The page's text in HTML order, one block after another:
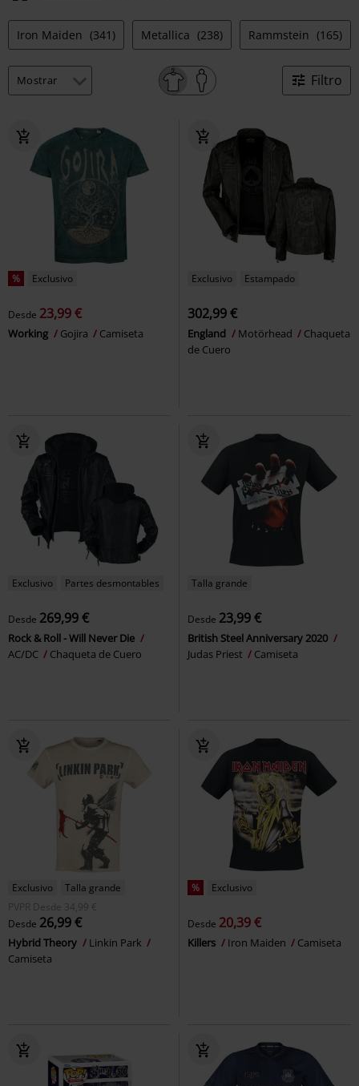
Iron Maiden (341) Metallica (238) Rammstein (165)
Filtro
% Exclusivo
Desde 23,99 €
Working Gojira Camiseta
Exclusivo Estampado
302,99 €
England Motörhead
Chaqueta
de Cuero
Exclusivo Partes desmontables
Desde 269,99 €
Rock & Roll - Will Never Die
AC/DC
Chaqueta de Cuero
Talla grande
Desde 23,99 €
British Steel Anniversary 2020
Judas Priest
Camiseta
Exclusivo
Talla grande
PVPR
Desde 34,99 €
Desde 26,99 €
Hybrid Theory
Linkin Park
Camiseta
% Exclusivo
Desde 20,39 €
Killers Iron Maiden Camiseta